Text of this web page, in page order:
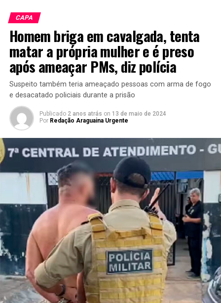
CAPA
Homem briga em cavalgada, tenta
matar a própria mulher e é preso
após ameaçar PMs, diz polícia
Suspeito também teria ameaçado pessoas com arma de fogo
e desacatado policiais durante a prisão
Publicado 2 anos atrás on 13 de maio de 2024
Por Redação Araguaina Urgente